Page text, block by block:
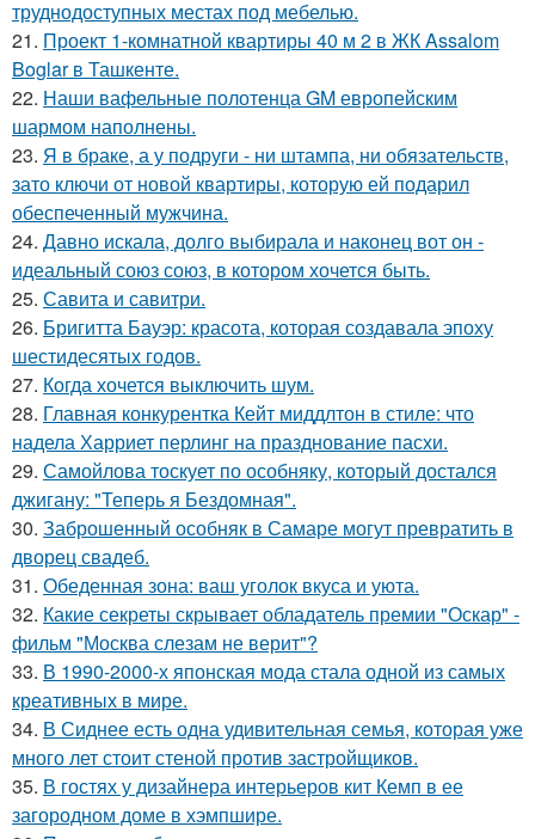
труднодоступных местах под мебелью.
21. Проект 1-комнатной квартиры 40 м 2 в ЖК Assalom
Boglar в Ташкенте.
22. Наши вафельные полотенца GM европейским
шармом наполнены.
23. Я в браке, а у подруги - ни штампа, ни обязательств,
зато ключи от новой квартиры, которую ей подарил
обеспеченный мужчина.
24. Давно искала, долго выбирала и наконец вот он -
идеальный союз союз, в котором хочется быть.
25. Савита и савитри.
26. Бригитта Бауэр: красота, которая создавала эпоху
шестидесятых годов.
27. Когда хочется выключить шум.
28. Главная конкурентка Кейт миддлтон в стиле: что
надела Харриет перлинг на празднование пасхи.
29. Самойлова тоскует по особняку, который достался
джигану: "Теперь я Бездомная".
30. Заброшенный особняк в Самаре могут превратить в
дворец свадеб.
31. Обеденная зона: ваш уголок вкуса и уюта.
32. Какие секреты скрывает обладатель премии "Оскар" -
фильм "Москва слезам не верит"?
33. В 1990-2000-х японская мода стала одной из самых
креативных в мире.
34. В Сиднее есть одна удивительная семья, которая уже
много лет стоит стеной против застройщиков.
35. В гостях у дизайнера интерьеров кит Кемп в ее
загородном доме в хэмпшире.